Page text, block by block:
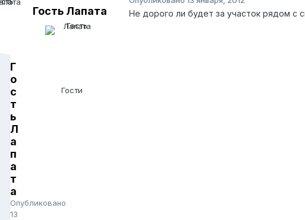
Г
о
с
т
ь
Л
а
п
а
т
а
Опубликовано
13
Гость Лапата
Гости
Не дорого ли будет за участок рядом с